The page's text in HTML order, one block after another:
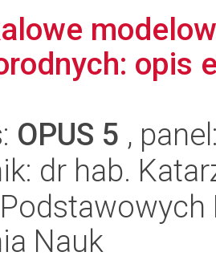
opis
OPUS 5 ,
dr hab.
Nauk